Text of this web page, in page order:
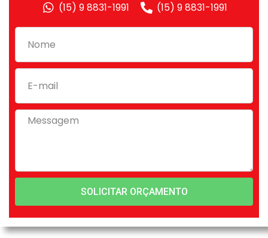
(15) 9 8831-1991 (15) 9 8831-1991
SOLICITAR ORÇAMENTO